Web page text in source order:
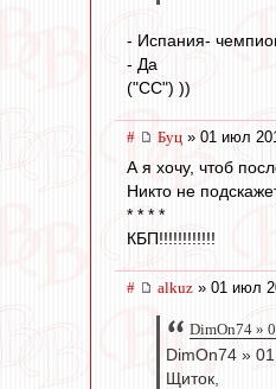
- Испания-
- Да
("CC") ))
# Буц » 01 июл
А я хочу, чтоб
Никто не
* * * *
КБП!!!!!!!!!!!!
# alkuz » 01 июл
DimOn74 »
DimOn74 »
Щиток,